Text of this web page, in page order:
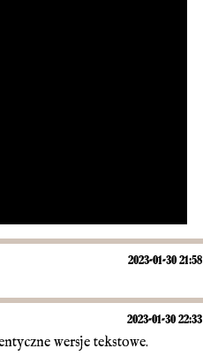
2023-01-30 21:58
2023-01-30 22:33
wersje tekstowe.